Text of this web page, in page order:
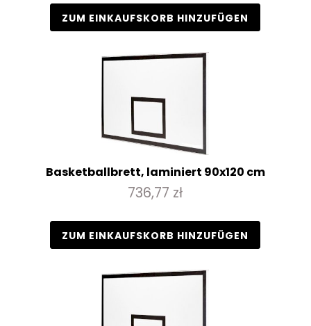
ZUM EINKAUFSKORB HINZUFÜGEN
Basketballbrett, laminiert 90x120 cm
736,77 zł
ZUM EINKAUFSKORB HINZUFÜGEN